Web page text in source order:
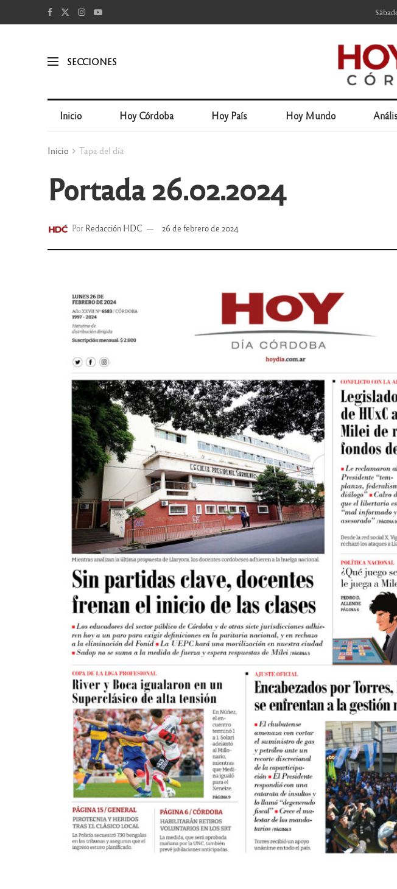
SECCIONES
Inicio Hoy Córdoba Hoy País Hoy Mundo
Inicio Tapa del día
Portada 26.02.2024
Por Redacción HDC 26 de febrero de 2024